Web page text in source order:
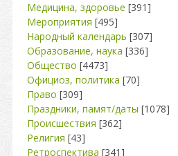
Медицина, здоровье [391]
Мероприятия [495]
Народный календарь [307]
Образование, наука [336]
Общество [4473]
Официоз, политика [70]
Право [309]
Праздники, памят/даты [1078]
Происшествия [362]
Религия [43]
Ретроспектива [341]